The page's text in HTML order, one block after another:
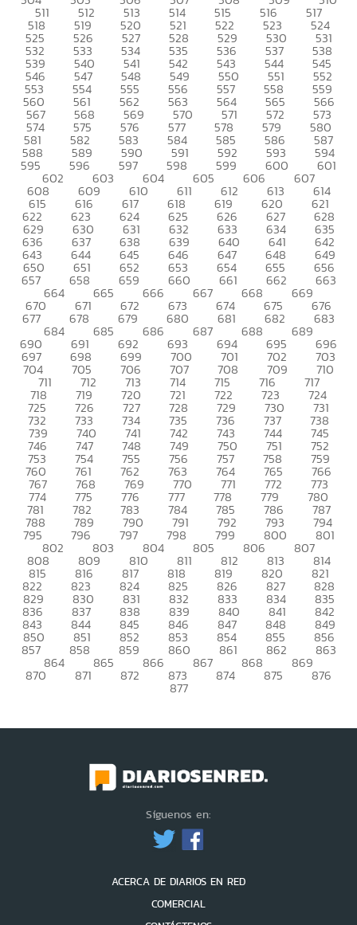
511 512 513 514 515 516 517
518 519 520 521 522 523 524
525 526 527 528 529 530 531
532 533 534 535 536 537 538
539 540 541 542 543 544 545
546 547 548 549 550 551 552
553 554 555 556 557 558 559
560 561 562 563 564 565 566
567 568 569 570 571 572 573
574 575 576 577 578 579 580
581 582 583 584 585 586 587
588 589 590 591 592 593 594
595 596 597 598 599 600 601
602 603 604 605 606 607
608 609 610 611 612 613 614
615 616 617 618 619 620 621
622 623 624 625 626 627 628
629 630 631 632 633 634 635
636 637 638 639 640 641 642
643 644 645 646 647 648 649
650 651 652 653 654 655 656
657 658 659 660 661 662 663
664 665 666 667 668 669
670 671 672 673 674 675 676
677 678 679 680 681 682 683
684 685 686 687 688 689
690 691 692 693 694 695 696
697 698 699 700 701 702 703
704 705 706 707 708 709 710
711 712 713 714 715 716 717
718 719 720 721 722 723 724
725 726 727 728 729 730 731
732 733 734 735 736 737 738
739 740 741 742 743 744 745
746 747 748 749 750 751 752
753 754 755 756 757 758 759
760 761 762 763 764 765 766
767 768 769 770 771 772 773
774 775 776 777 778 779 780
781 782 783 784 785 786 787
788 789 790 791 792 793 794
795 796 797 798 799 800 801
802 803 804 805 806 807
808 809 810 811 812 813 814
815 816 817 818 819 820 821
822 823 824 825 826 827 828
829 830 831 832 833 834 835
836 837 838 839 840 841 842
843 844 845 846 847 848 849
850 851 852 853 854 855 856
857 858 859 860 861 862 863
864 865 866 867 868 869
870 871 872 873 874 875 876
877
Síguenos en:
ACERCA DE DIARIOS EN RED
COMERCIAL